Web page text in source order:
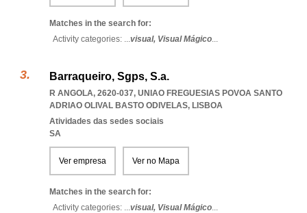
Matches in the search for:
Activity categories: ...visual, Visual Mágico...
Barraqueiro, Sgps, S.a.
R ANGOLA, 2620-037, UNIAO FREGUESIAS POVOA SANTO
ADRIAO OLIVAL BASTO ODIVELAS, LISBOA
Atividades das sedes sociais
SA
Ver empresa Ver no Mapa
Matches in the search for:
Activity categories: ...visual, Visual Mágico...